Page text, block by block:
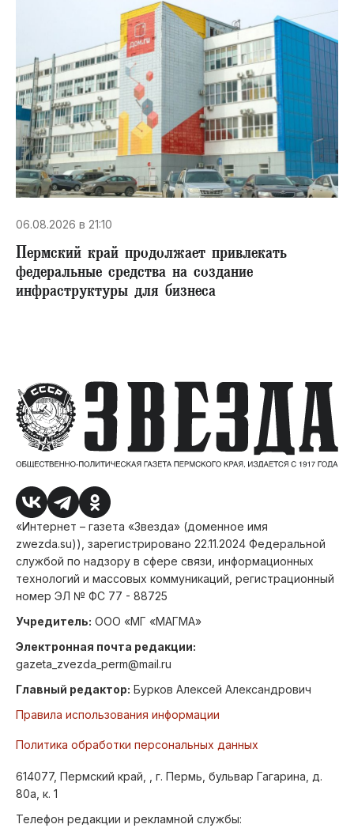
06.08.2026 в 21:10
Пермский край продолжает привлекать
федеральные средства на создание
инфраструктуры для бизнеса
«Интернет – газета «Звезда» (доменное имя
zwezda.su)), зарегистрировано 22.11.2024 Федеральной
службой по надзору в сфере связи, информационных
технологий и массовых коммуникаций, регистрационный
номер ЭЛ № ФС 77 - 88725
Учредитель: ООО «МГ «МАГМА»
Электронная почта редакции:
gazeta_zvezda_perm@mail.ru
Главный редактор: Бурков Алексей Александрович
Правила использования информации
Политика обработки персональных данных
614077, Пермский край, , г. Пермь, бульвар Гагарина, д.
80а, к. 1
Телефон редакции и рекламной службы: